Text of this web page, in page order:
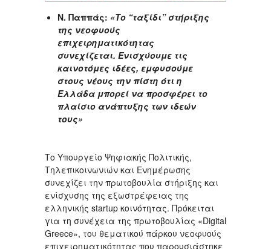
Ν. Παππάς: «Το “ταξίδι” στήριξης
της νεοφυούς
επιχειρηματικότητας
συνεχίζεται. Ενισχύουμε τις
καινοτόμες ιδέες, εμφυσούμε
στους νέους την πίστη ότι η
Ελλάδα μπορεί να προσφέρει το
πλαίσιο ανάπτυξης των ιδεών
τους»
Το Υπουργείο Ψηφιακής Πολιτικής,
Τηλεπικοινωνιών και Ενημέρωσης
συνεχίζει την πρωτοβουλία στήριξης και
ενίσχυσης της εξωστρέφειας της
ελληνικής startup κοινότητας. Πρόκειται
για τη συνέχεια της πρωτοβουλίας «Digital
Greece», του θεματικού πάρκου νεοφυούς
επιχειρηματικότητας που παρουσιάστηκε